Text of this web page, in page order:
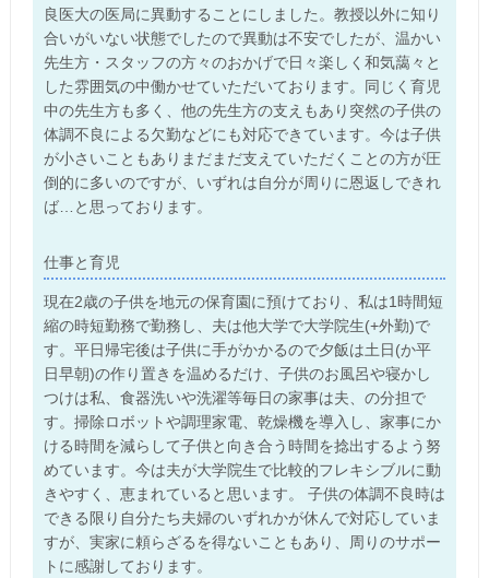
良医大の医局に異動することにしました。教授以外に知り
合いがいない状態でしたので異動は不安でしたが、温かい
先生方・スタッフの方々のおかげで日々楽しく和気藹々と
した雰囲気の中働かせていただいております。同じく育児
中の先生方も多く、他の先生方の支えもあり突然の子供の
体調不良による欠勤などにも対応できています。今は子供
が小さいこともありまだまだ支えていただくことの方が圧
倒的に多いのですが、いずれは自分が周りに恩返しできれ
ば…と思っております。
仕事と育児
現在2歳の子供を地元の保育園に預けており、私は1時間短
縮の時短勤務で勤務し、夫は他大学で大学院生(+外勤)で
す。平日帰宅後は子供に手がかかるので夕飯は土日(か平
日早朝)の作り置きを温めるだけ、子供のお風呂や寝かし
つけは私、食器洗いや洗濯等毎日の家事は夫、の分担で
す。掃除ロボットや調理家電、乾燥機を導入し、家事にか
ける時間を減らして子供と向き合う時間を捻出するよう努
めています。今は夫が大学院生で比較的フレキシブルに動
きやすく、恵まれていると思います。 子供の体調不良時は
できる限り自分たち夫婦のいずれかが休んで対応していま
すが、実家に頼らざるを得ないこともあり、周りのサポー
トに感謝しております。